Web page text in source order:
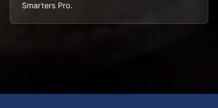
Smarters Pro.